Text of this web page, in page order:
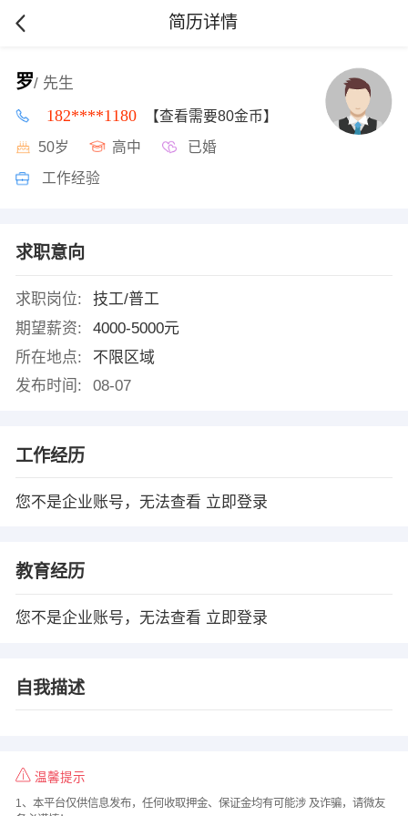
简历详情
罗/ 先生
182****1180 【查看需要80金币】
50岁 高中 已婚
工作经验
求职意向
求职岗位:
技工/普工
期望薪资:
4000-5000元
所在地点:
不限区域
发布时间:
08-07
工作经历
您不是企业账号，无法查看 立即登录
教育经历
您不是企业账号，无法查看 立即登录
自我描述
温馨提示
1、本平台仅供信息发布，任何收取押金、保证金均有可能涉 及诈骗，请微友